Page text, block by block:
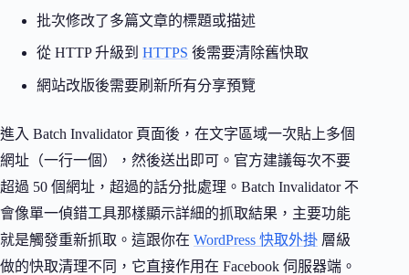
批次修改了多篇文章的標題或描述
從 HTTP 升級到 HTTPS 後需要清除舊快取
網站改版後需要刷新所有分享預覽
進入 Batch Invalidator 頁面後，在文字區域一次貼上多個
網址（一行一個），然後送出即可。官方建議每次不要
超過 50 個網址，超過的話分批處理。Batch Invalidator 不
會像單一偵錯工具那樣顯示詳細的抓取結果，主要功能
就是觸發重新抓取。這跟你在 WordPress 快取外掛 層級
做的快取清理不同，它直接作用在 Facebook 伺服器端。